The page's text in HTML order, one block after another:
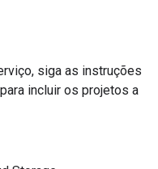
siga as instruções
para incluir os projetos a